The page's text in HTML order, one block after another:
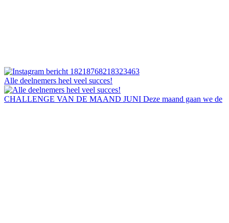
Alle deelnemers heel veel succes!
CHALLENGE VAN DE MAAND JUNI Deze maand gaan we de